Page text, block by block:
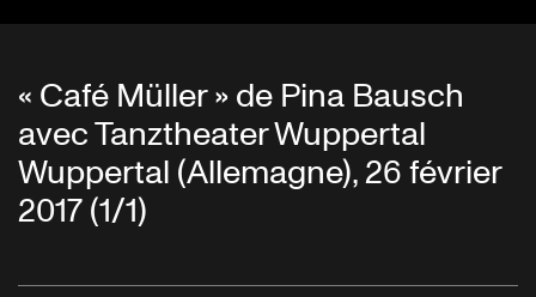
The Fairy Queen "See, Even Night"
« Café Müller » de Pina Bausch
avec Tanztheater Wuppertal
Wuppertal (Allemagne), 26 février
2017 (1/1)